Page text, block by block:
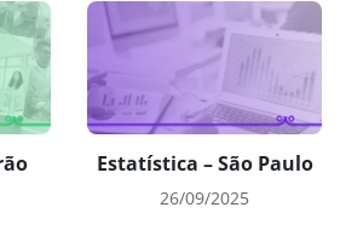
Estatística – São Paulo
26/09/2025